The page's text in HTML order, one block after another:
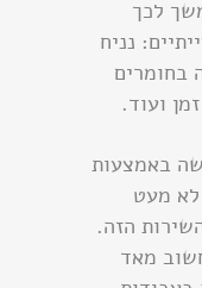
לכך
נניח
בחומרים
ועוד.
באמצעות
לא מעט
הזה.
מאד